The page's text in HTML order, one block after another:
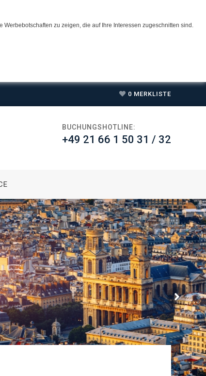
zu zeigen, die auf Ihre Interessen zugeschnitten sind.
0 MERKLISTE
BUCHUNGSHOTLINE:
+49 21 66 1 50 31 / 32